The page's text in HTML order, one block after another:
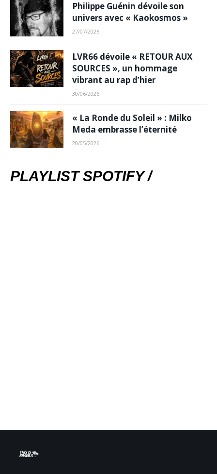
Philippe Guénin dévoile son
univers avec « Kaokosmos »
27/07/2026
LVR66 dévoile « RETOUR AUX
SOURCES », un hommage
vibrant au rap d’hier
30/06/2026
« La Ronde du Soleil » : Milko
Meda embrasse l’éternité
20/05/2026
PLAYLIST SPOTIFY /